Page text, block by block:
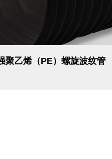
聚乙烯（PE）螺旋波纹管